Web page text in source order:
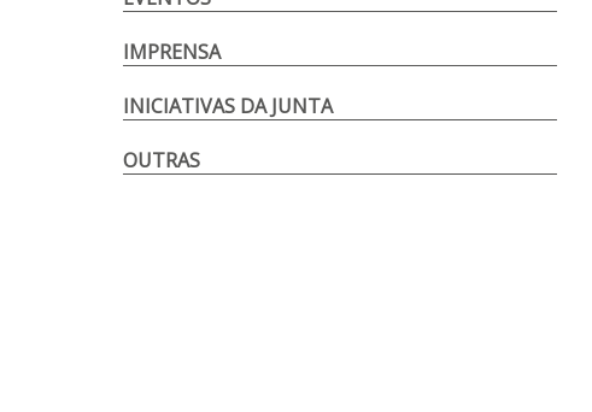
IMPRENSA
INICIATIVAS DA JUNTA
OUTRAS